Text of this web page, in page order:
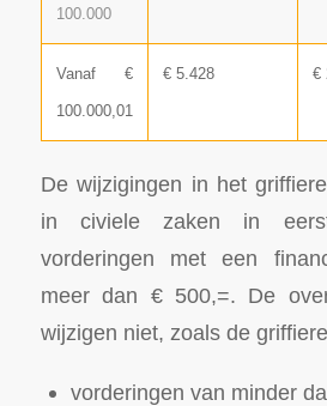
100.000
Vanaf €
100.000,01
€ 5.428 €
De wijzigingen in het
in civiele zaken in
vorderingen met een
meer dan € 500,=. De
wijzigen niet, zoals de
vorderingen van minder